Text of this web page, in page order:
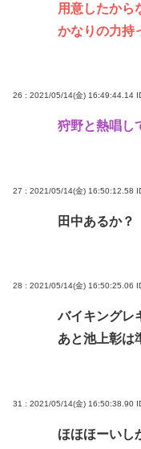
用意したから
かなりの力持
26 : 2021/05/14(金) 16:49:44.14
狩野と熱唱し
27 : 2021/05/14(金) 16:50:12.58
田中あるか？
28 : 2021/05/14(金) 16:50:25.06
バイキングレ
あと池上彰は
31 : 2021/05/14(金) 16:50:38.90
ほほほーいし